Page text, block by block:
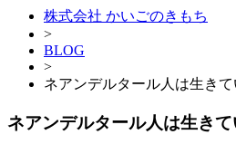
株式会社 かいごのきもち
>
BLOG
>
ネアンデルタール人は生きて
ネアンデルタール人は生きて